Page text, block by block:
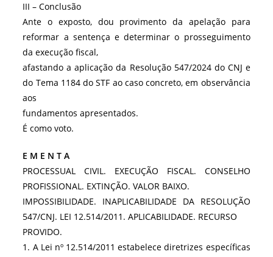
III – Conclusão
Ante o exposto, dou provimento da apelação para
reformar a sentença e determinar o prosseguimento
da execução fiscal,
afastando a aplicação da Resolução 547/2024 do CNJ e
do Tema 1184 do STF ao caso concreto, em observância
aos
fundamentos apresentados.
É como voto.
E M E N T A
PROCESSUAL CIVIL. EXECUÇÃO FISCAL. CONSELHO
PROFISSIONAL. EXTINÇÃO. VALOR BAIXO.
IMPOSSIBILIDADE. INAPLICABILIDADE DA RESOLUÇÃO
547/CNJ. LEI 12.514/2011. APLICABILIDADE. RECURSO
PROVIDO.
1. A Lei nº 12.514/2011 estabelece diretrizes específicas